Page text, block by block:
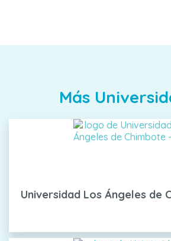
Más
Universidad Los Ángeles de